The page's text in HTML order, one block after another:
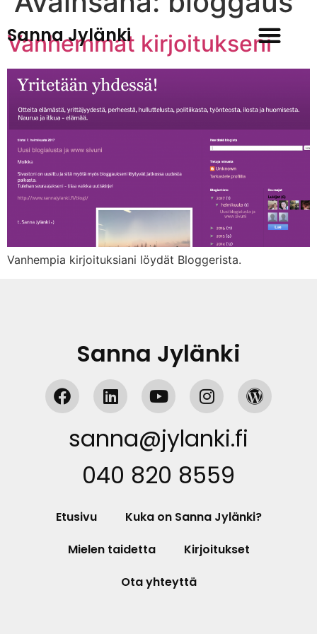
Sanna Jylänki
Vanhemmat kirjoitukseni
Vanhempia kirjoituksiani löydät Bloggerista.
Sanna Jylänki
sanna@jylanki.fi
040 820 8559
Etusivu
Kuka on Sanna Jylänki?
Mielen taidetta
Kirjoitukset
Ota yhteyttä